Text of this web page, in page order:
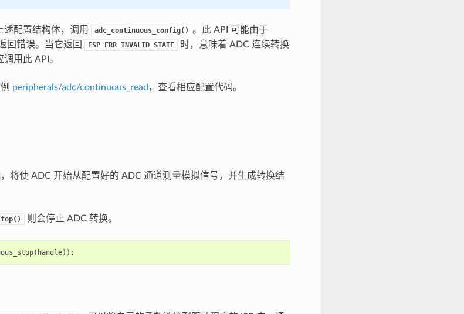
配置结构体，调用 adc_continuous_config() 。此 API 可能由于
回错误。当它返回 ESP_ERR_INVALID_STATE
时，意味着 ADC 连续转换
用此 API。
peripherals/adc/continuous_read ，查看相应配置代码。
，将使 ADC 开始从配置好的 ADC 通道测量模拟信号，并生成转换结
则会停止 ADC 转换。
( handle));